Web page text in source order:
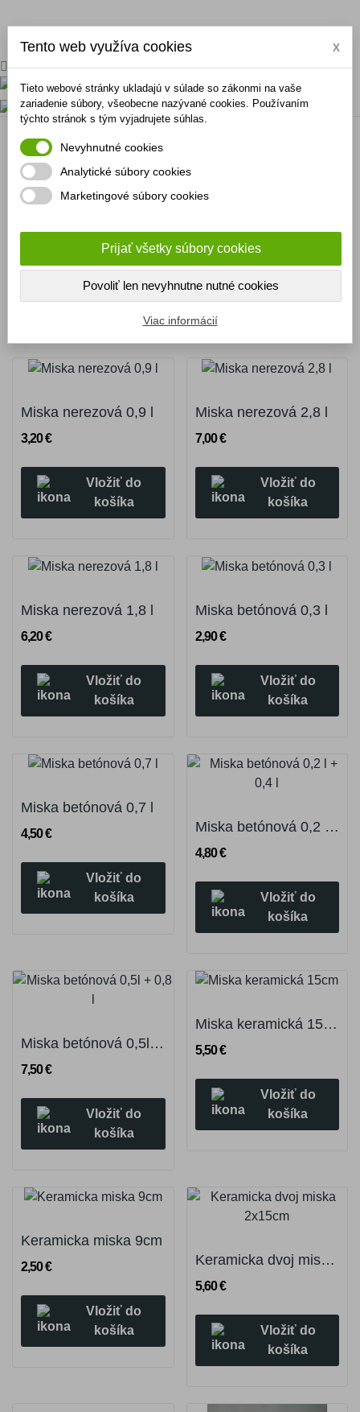
0
Misky pre Psov a mačky
Úvodná stránka Chovateľské potreby
Misky pre Psov a mačky

Miska nerezová 0,9 l
3,20 €
Vložiť do
košíka
Miska nerezová 2,8 l
7,00 €
Vložiť do
košíka
Miska nerezová 1,8 l
6,20 €
Vložiť do
košíka
Miska betónová 0,3 l
2,90 €
Vložiť do
košíka
Miska betónová 0,7 l
4,50 €
Vložiť do
košíka
Miska betónová 0,2 l + 0,4 l
4,80 €
Vložiť do
košíka
Miska betónová 0,5l + 0,8 l
7,50 €
Vložiť do
košíka
Miska keramická 15cm
5,50 €
Vložiť do
košíka
Keramicka miska 9cm
2,50 €
Vložiť do
košíka
Keramicka dvoj miska 2x15cm
5,60 €
Vložiť do
košíka
Tento web využíva cookies x
Tieto webové stránky ukladajú v súlade so zákonmi na vaše
zariadenie súbory, všeobecne nazývané cookies. Používaním
týchto stránok s tým vyjadrujete súhlas.
Nevyhnutné cookies
Analytické súbory cookies
Marketingové súbory cookies
Prijať všetky súbory cookies
Povoliť len nevyhnutne nutné cookies
Viac informácií